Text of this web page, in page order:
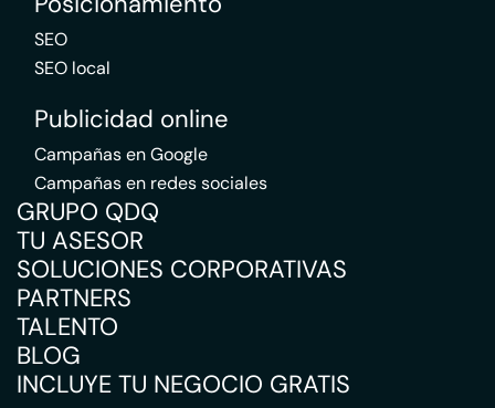
SEO
SEO local
Publicidad online
Campañas en Google
Campañas en redes sociales
GRUPO QDQ
TU ASESOR
SOLUCIONES CORPORATIVAS
PARTNERS
TALENTO
BLOG
INCLUYE TU NEGOCIO GRATIS